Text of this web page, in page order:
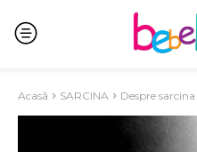
Acasă SARCINA Despre sarcina